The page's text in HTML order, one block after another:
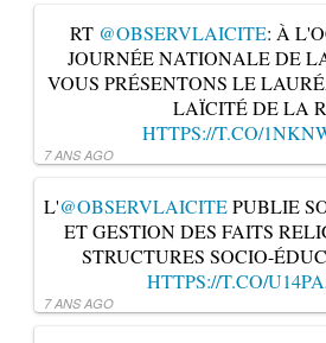
RT @OBSERVLAICITE: À
JOURNÉE NATIONALE DE
VOUS PRÉSENTONS LE
LAÏCITÉ DE LA
HTTPS://T.CO/
7 ANS AGO
L'@OBSERVLAICITEPUBLIE
ET GESTION DES FAITS
STRUCTURES SOCIO-
HTTPS://T.CO/
7 ANS AGO